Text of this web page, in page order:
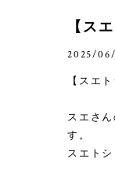
【ス
2025/
【スエ
スエさ
す。
スエト